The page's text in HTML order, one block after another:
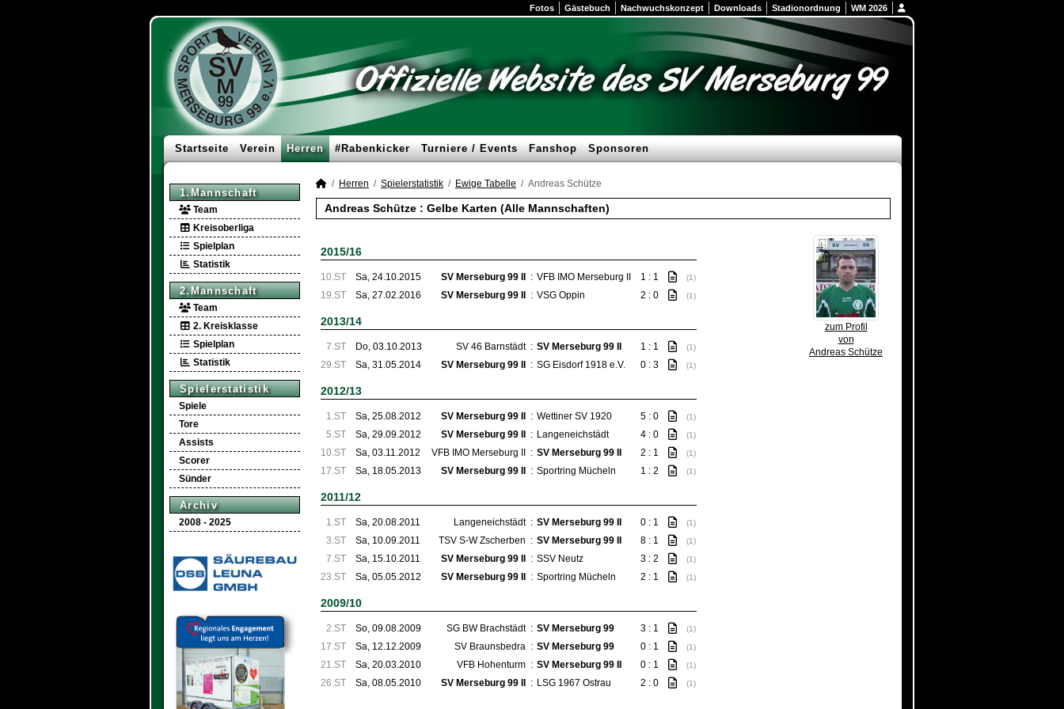
Fotos Gästebuch Nachwuchskonzept Downloads Stadionordnung WM 2026
Startseite Verein Herren #Rabenkicker Turniere / Events Fanshop Sponsoren
1.Mannschaft
Team
Kreisoberliga
Spielplan
Statistik
2.Mannschaft
Team
2. Kreisklasse
Spielplan
Statistik
Spielerstatistik
Spiele
Tore
Assists
Scorer
Sünder
Archiv
2008 - 2025
Herren Spielerstatistik Ewige Tabelle Andreas Schütze
Andreas Schütze : Gelbe Karten (Alle Mannschaften)
zum Profil
von
Andreas Schütze
2015/16
10.ST Sa, 24.10.2015 SV Merseburg 99 II : VFB IMO Merseburg II 1 : 1 (1)
19.ST Sa, 27.02.2016 SV Merseburg 99 II : VSG Oppin 2 : 0 (1)
2013/14
7.ST Do, 03.10.2013 SV 46 Barnstädt : SV Merseburg 99 II 1 : 1 (1)
29.ST Sa, 31.05.2014 SV Merseburg 99 II : SG Eisdorf 1918 e.V. 0 : 3 (1)
2012/13
1.ST Sa, 25.08.2012 SV Merseburg 99 II : Wettiner SV 1920 5 : 0 (1)
5.ST Sa, 29.09.2012 SV Merseburg 99 II : Langeneichstädt 4 : 0 (1)
10.ST Sa, 03.11.2012 VFB IMO Merseburg II : SV Merseburg 99 II 2 : 1 (1)
17.ST Sa, 18.05.2013 SV Merseburg 99 II : Sportring Mücheln 1 : 2 (1)
2011/12
1.ST Sa, 20.08.2011 Langeneichstädt : SV Merseburg 99 II 0 : 1 (1)
3.ST Sa, 10.09.2011 TSV S-W Zscherben : SV Merseburg 99 II 8 : 1 (1)
7.ST Sa, 15.10.2011 SV Merseburg 99 II : SSV Neutz 3 : 2 (1)
23.ST Sa, 05.05.2012 SV Merseburg 99 II : Sportring Mücheln 2 : 1 (1)
2009/10
2.ST So, 09.08.2009 SG BW Brachstädt : SV Merseburg 99 3 : 1 (1)
17.ST Sa, 12.12.2009 SV Braunsbedra : SV Merseburg 99 0 : 1 (1)
21.ST Sa, 20.03.2010 VFB Hohenturm : SV Merseburg 99 II 0 : 1 (1)
26.ST Sa, 08.05.2010 SV Merseburg 99 II : LSG 1967 Ostrau 2 : 0 (1)